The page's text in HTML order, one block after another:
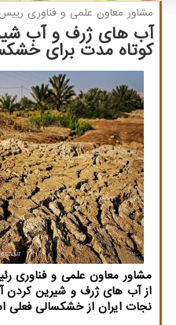
مشاور معاون علمی و فناوری
آب های ژرف و آب
کوتاه مدت برای
مشاور معاون علمی و فناوری
نجات ایران از خشکسالی فعلی